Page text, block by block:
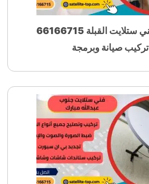
خدمات فني ستلايت القبلة 66166715
تركيب صيانة وبرمجة